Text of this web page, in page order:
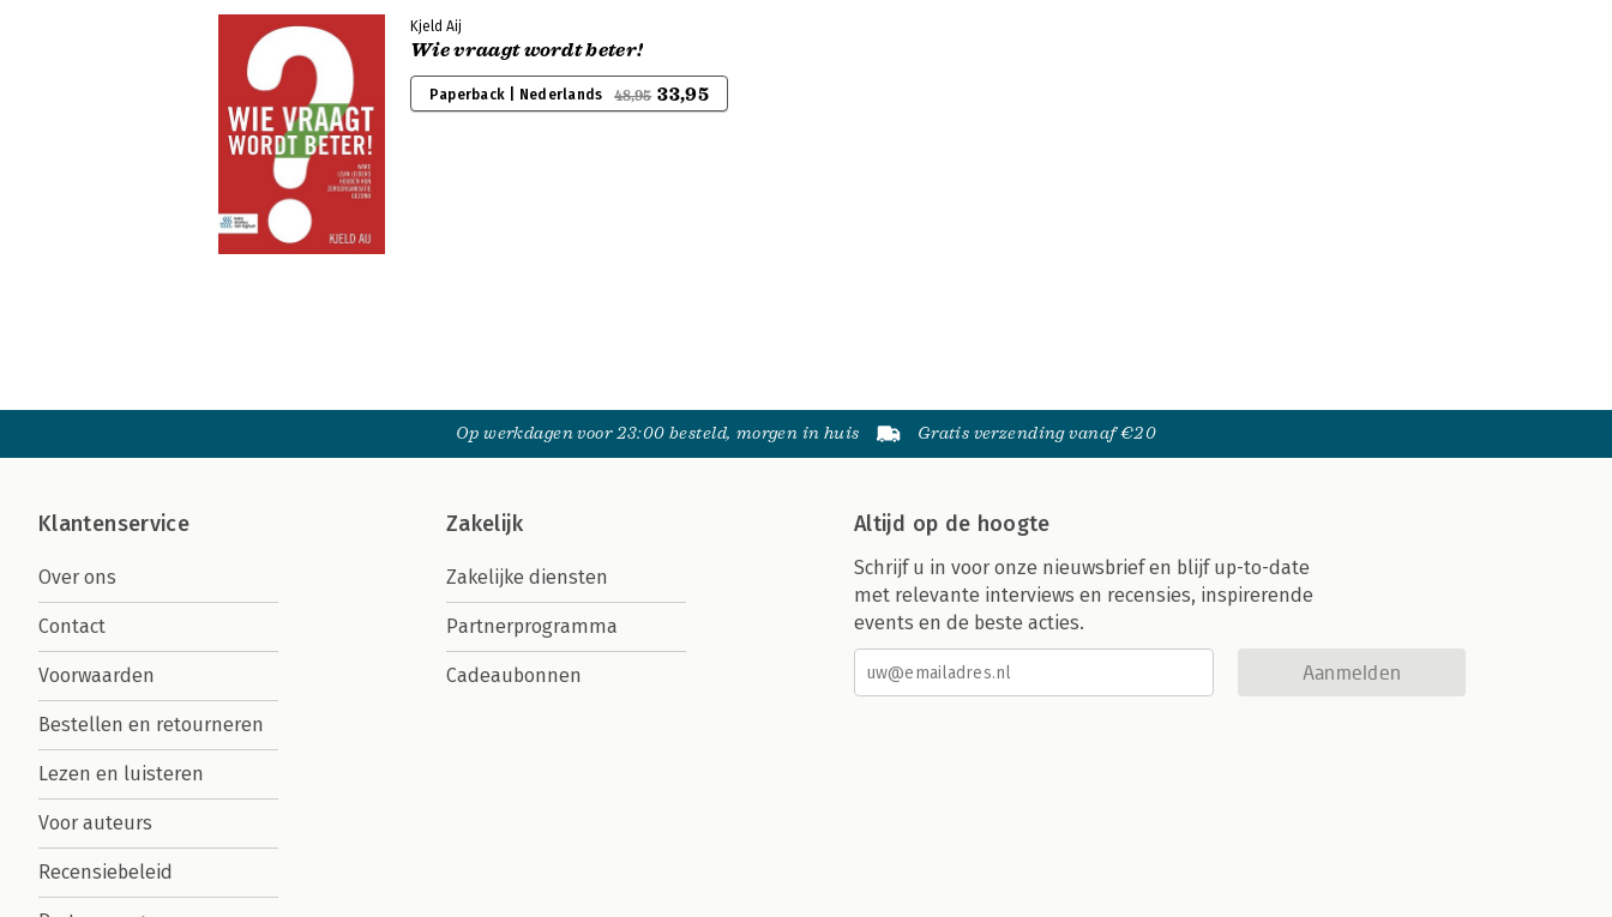
Kjeld Aij
Wie vraagt wordt beter!
Paperback | Nederlands 48,95 33,95
Op werkdagen voor 23:00 besteld, morgen in huis Gratis verzending vanaf €20
Klantenservice
Over ons
Contact
Voorwaarden
Bestellen en retourneren
Lezen en luisteren
Voor auteurs
Recensiebeleid
Zakelijk
Zakelijke diensten
Partnerprogramma
Cadeaubonnen
Altijd op de hoogte
Schrijf u in voor onze nieuwsbrief en blijf up-to-date
met relevante interviews en recensies, inspirerende
events en de beste acties.
Aanmelden